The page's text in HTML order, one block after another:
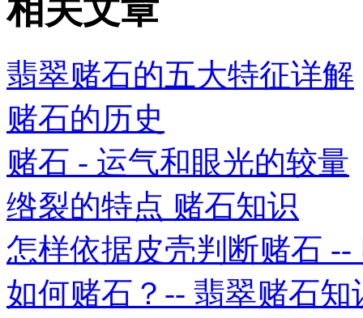
相关文章
翡翠赌石的五大特征详解
赌石的历史
赌石 - 运气和眼光的较量
绺裂的特点 赌石知识
怎样依据皮壳判断赌石 --
如何赌石？-- 翡翠赌石知